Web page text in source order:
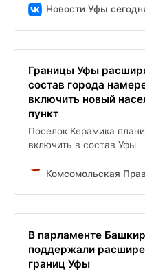
Границы Уфы
состав города
включить новый
пункт
Поселок Керамика
включить в состав Уфы
Комсомольская
В парламенте
поддержали
границ Уфы